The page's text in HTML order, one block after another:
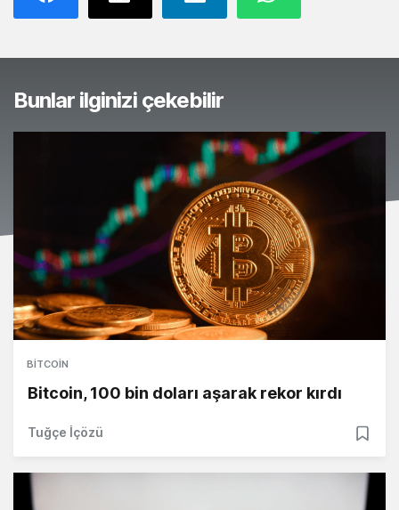
Bunlar ilginizi çekebilir
BITCOIN
Bitcoin, 100 bin doları aşarak rekor kırdı
Tuğçe İçözü